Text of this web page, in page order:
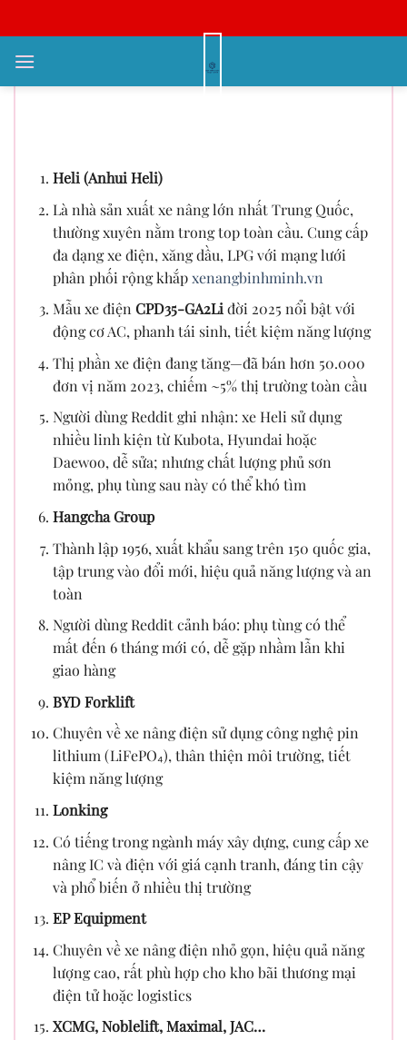
qua
nội
Xe nâng trung quốc nào tốt nhất.
Heli (Anhui Heli)
Là nhà sản xuất xe nâng lớn nhất Trung Quốc,
thường xuyên nằm trong top toàn cầu. Cung cấp
đa dạng xe điện, xăng dầu, LPG với mạng lưới
phân phối rộng khắpxenangbinhminh.vn
Mẫu xe điện CPD35-GA2Li đời 2025 nổi bật với
động cơ AC, phanh tái sinh, tiết kiệm năng lượng
Thị phần xe điện đang tăng—đã bán hơn 50.000
đơn vị năm 2023, chiếm ~5% thị trường toàn cầu
Người dùng Reddit ghi nhận: xe Heli sử dụng
nhiều linh kiện từ Kubota, Hyundai hoặc
Daewoo, dễ sửa; nhưng chất lượng phủ sơn
mỏng, phụ tùng sau này có thể khó tìm
Hangcha Group
Thành lập 1956, xuất khẩu sang trên 150 quốc gia,
tập trung vào đổi mới, hiệu quả năng lượng và an
toàn
Người dùng Reddit cảnh báo: phụ tùng có thể
mất đến 6 tháng mới có, dễ gặp nhầm lẫn khi
giao hàng
BYD Forklift
Chuyên về xe nâng điện sử dụng công nghệ pin
lithium (LiFePO₄), thân thiện môi trường, tiết
kiệm năng lượng
Lonking
Có tiếng trong ngành máy xây dựng, cung cấp xe
nâng IC và điện với giá cạnh tranh, đáng tin cậy
và phổ biến ở nhiều thị trường
EP Equipment
Chuyên về xe nâng điện nhỏ gọn, hiệu quả năng
lượng cao, rất phù hợp cho kho bãi thương mại
điện tử hoặc logistics
XCMG, Noblelift, Maximal, JAC…